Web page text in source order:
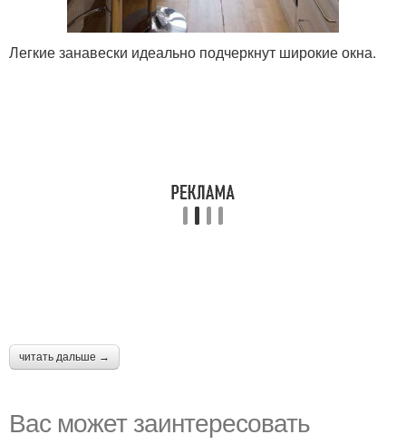
Легкие занавески идеально подчеркнут широкие окна.
читать дальше →
Вас может заинтересовать